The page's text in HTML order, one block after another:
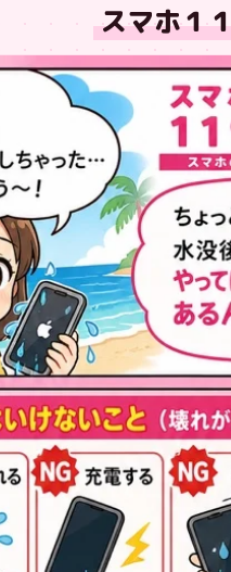
スマホ１